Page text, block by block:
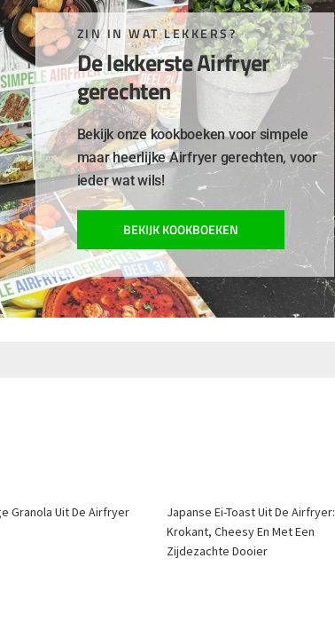
ZIN IN WAT LEKKERS?
De lekkerste Airfryer
gerechten
Bekijk onze kookboeken voor simpele
maar heerlijke Airfryer gerechten, voor
ieder wat wils!
BEKIJK KOOKBOEKEN
Granola Uit De Airfryer
Japanse Ei-Toast Uit De Airfryer:
Krokant, Cheesy En Met Een
Zijdezachte Dooier